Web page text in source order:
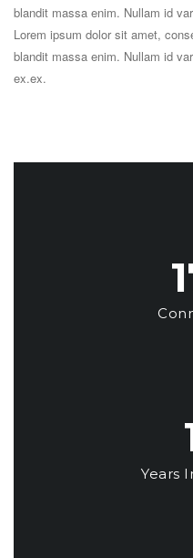
blandit massa enim. Nullam id
Lorem ipsum dolor sit amet,
blandit massa enim. Nullam id
ex.ex.
Years